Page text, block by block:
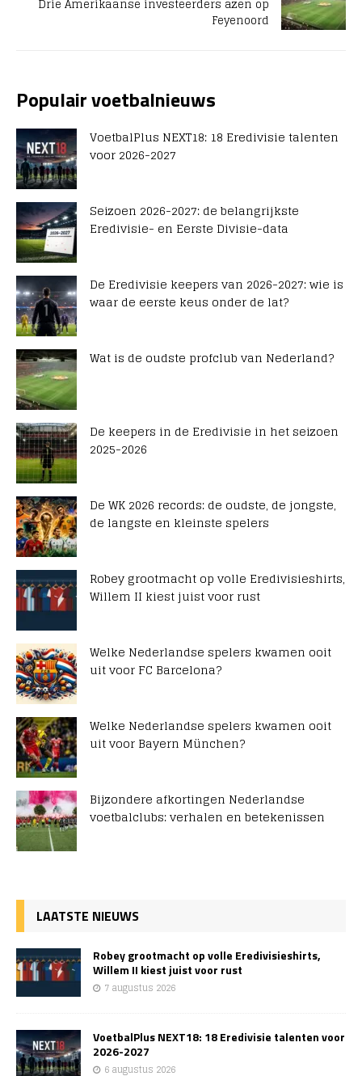
Drie Amerikaanse investeerders azen op
Feyenoord
Populair voetbalnieuws
VoetbalPlus NEXT18: 18 Eredivisie talenten
voor 2026-2027
Seizoen 2026-2027: de belangrijkste
Eredivisie- en Eerste Divisie-data
De Eredivisie keepers van 2026-2027: wie is
waar de eerste keus onder de lat?
Wat is de oudste profclub van Nederland?
De keepers in de Eredivisie in het seizoen
2025-2026
De WK 2026 records: de oudste, de jongste,
de langste en kleinste spelers
Robey grootmacht op volle Eredivisieshirts,
Willem II kiest juist voor rust
Welke Nederlandse spelers kwamen ooit
uit voor FC Barcelona?
Welke Nederlandse spelers kwamen ooit
uit voor Bayern München?
Bijzondere afkortingen Nederlandse
voetbalclubs: verhalen en betekenissen
LAATSTE NIEUWS
Robey grootmacht op volle Eredivisieshirts,
Willem II kiest juist voor rust
7 augustus 2026
VoetbalPlus NEXT18: 18 Eredivisie talenten voor
2026-2027
6 augustus 2026